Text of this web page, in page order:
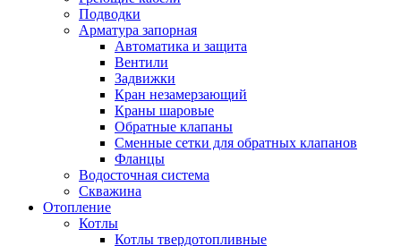
Подводки
Арматура запорная
Автоматика и защита
Вентили
Задвижки
Кран незамерзающий
Краны шаровые
Обратные клапаны
Сменные сетки для обратных клапанов
Фланцы
Водосточная система
Скважина
Отопление
Котлы
Котлы твердотопливные